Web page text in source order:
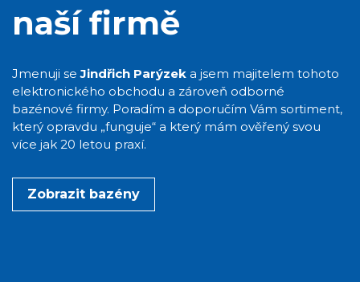
naší firmě
Jmenuji seJindřich Parýzek a jsem majitelem tohoto
elektronického obchodu a zároveň odborné
bazénové firmy. Poradím a doporučím Vám sortiment,
který opravdu „funguje“ a který mám ověřený svou
více jak 20 letou praxí.
Zobrazit bazény